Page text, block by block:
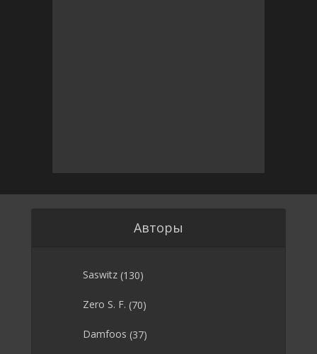
Авторы
Saswitz (130)
Zero S. F. (70)
Damfoos (37)